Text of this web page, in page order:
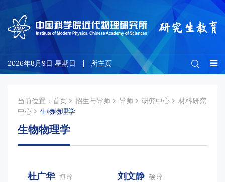
所主页
2026年8月9日 星期日
当前位置： 首页 招生与导师 导师 研究中心
材料研究
中心
生物物理学
生物物理学
杜广华 博导 刘文静 硕导